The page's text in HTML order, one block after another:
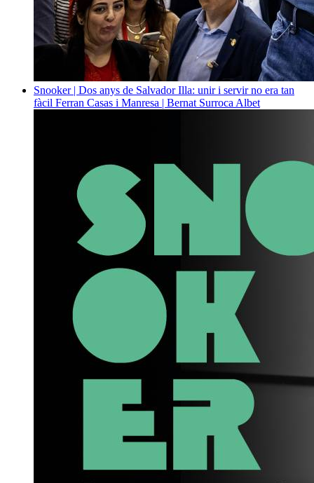
Snooker | Dos anys de Salvador Illa: unir i servir no era tan
fàcil Ferran Casas i Manresa | Bernat Surroca Albet